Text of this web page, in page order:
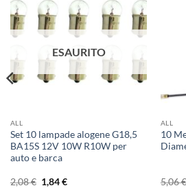
ESAURITO
ALL
Set 10 lampade alogene G18,5
BA15S 12V 10W R10W per
auto e barca
2,08€ Il
1,84€Il
ALL
10
5,06€